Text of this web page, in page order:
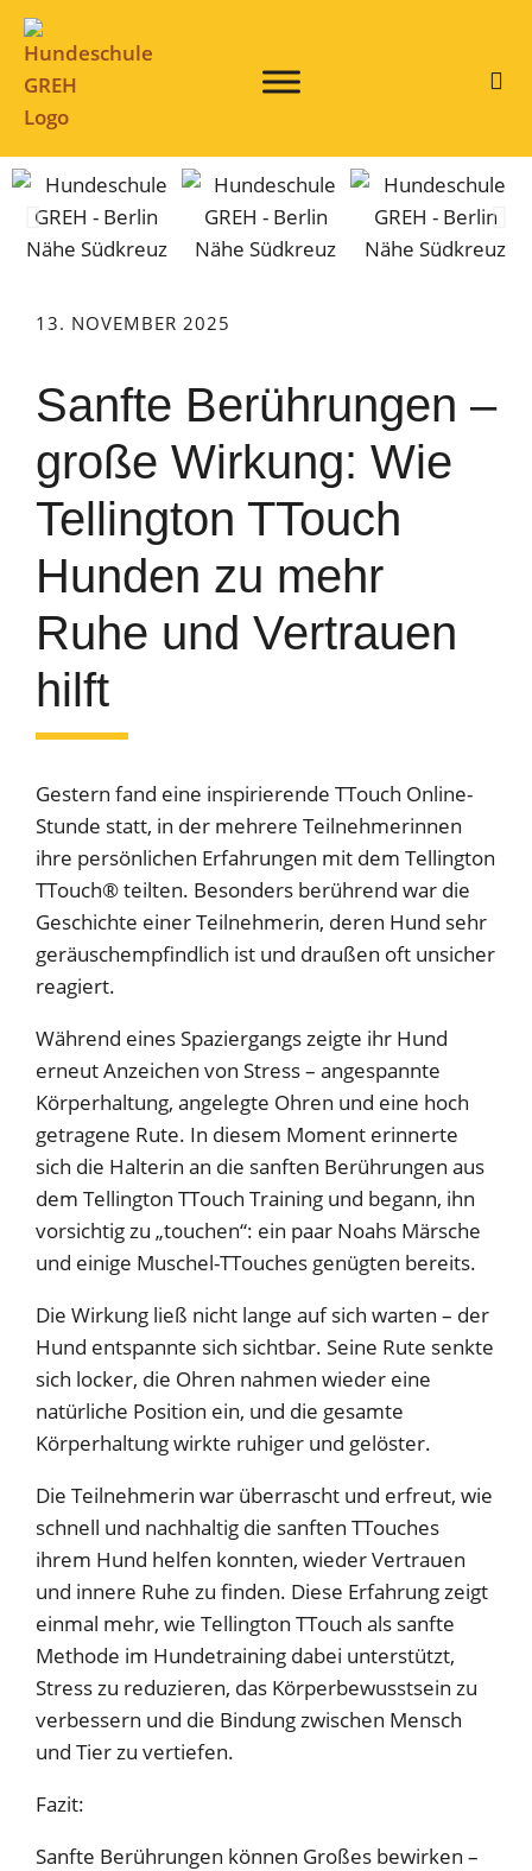
13. NOVEMBER 2025
Sanfte Berührungen –
große Wirkung: Wie
Tellington TTouch
Hunden zu mehr
Ruhe und Vertrauen
hilft
Gestern fand eine inspirierende TTouch Online-
Stunde statt, in der mehrere Teilnehmerinnen
ihre persönlichen Erfahrungen mit dem Tellington
TTouch® teilten. Besonders berührend war die
Geschichte einer Teilnehmerin, deren Hund sehr
geräuschempfindlich ist und draußen oft unsicher
reagiert.
Während eines Spaziergangs zeigte ihr Hund
erneut Anzeichen von Stress – angespannte
Körperhaltung, angelegte Ohren und eine hoch
getragene Rute. In diesem Moment erinnerte
sich die Halterin an die sanften Berührungen aus
dem Tellington TTouch Training und begann, ihn
vorsichtig zu „touchen“: ein paar Noahs Märsche
und einige Muschel-TTouches genügten bereits.
Die Wirkung ließ nicht lange auf sich warten – der
Hund entspannte sich sichtbar. Seine Rute senkte
sich locker, die Ohren nahmen wieder eine
natürliche Position ein, und die gesamte
Körperhaltung wirkte ruhiger und gelöster.
Die Teilnehmerin war überrascht und erfreut, wie
schnell und nachhaltig die sanften TTouches
ihrem Hund helfen konnten, wieder Vertrauen
und innere Ruhe zu finden. Diese Erfahrung zeigt
einmal mehr, wie Tellington TTouch als sanfte
Methode im Hundetraining dabei unterstützt,
Stress zu reduzieren, das Körperbewusstsein zu
verbessern und die Bindung zwischen Mensch
und Tier zu vertiefen.
Fazit:
Sanfte Berührungen können Großes bewirken –